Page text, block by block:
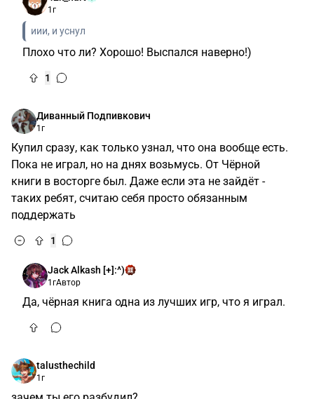
2
1г Автор
Ну я тоже поздновато играл, но помню, что тогда
мониторе 16:9 смотрелось странно)
42k_hart
1г
иии, и уснул
Плохо что ли? Хорошо! Выспался наверно!)
Диванный Подпивкович
Пока не играл, но на днях возьмусь. От Чёрной
таких ребят, считаю себя просто обязанным
поддержать